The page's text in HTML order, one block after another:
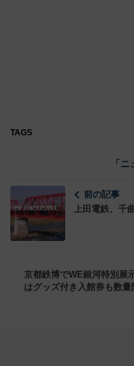
TAGS
「
前の記事
上田電鉄、千
京都鉄博でWE銀河特別
はグッズ付き入館券も数量